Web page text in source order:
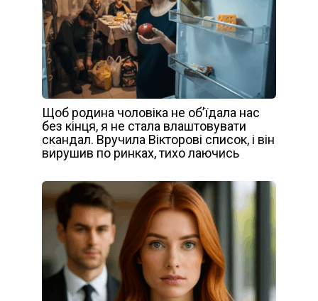
Щоб родина чоловіка не об’їдала нас
без кінця, я не стала влаштовувати
скандал. Вручила Вікторові список, і він
вирушив по ринках, тихо лаючись